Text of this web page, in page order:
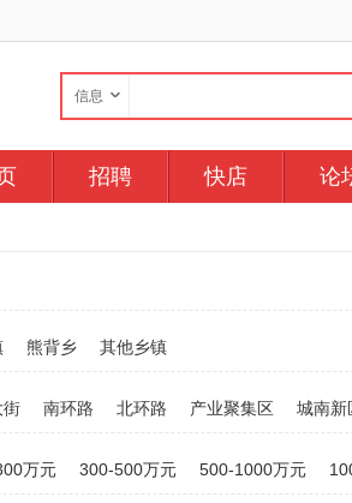
信息
招聘 快店 论
熊背乡 其他乡镇
街 南环路 北环路 产业聚集区 城南新
万元 300-500万元 500-1000万元